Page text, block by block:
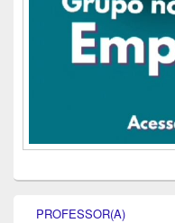
PROFESSOR(A)